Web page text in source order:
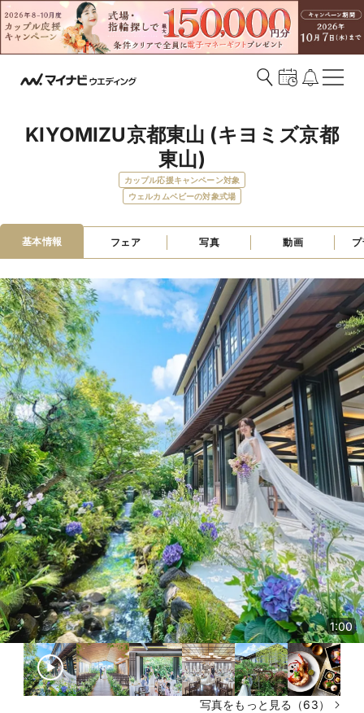
KIYOMIZU京都東山 (キヨミズ京都
東山)
カップル応援キャンペーン対象
ウェルカムベビーの対象式場
基本情報 フェア 写真 動画
1:00
写真をもっと見る（63）